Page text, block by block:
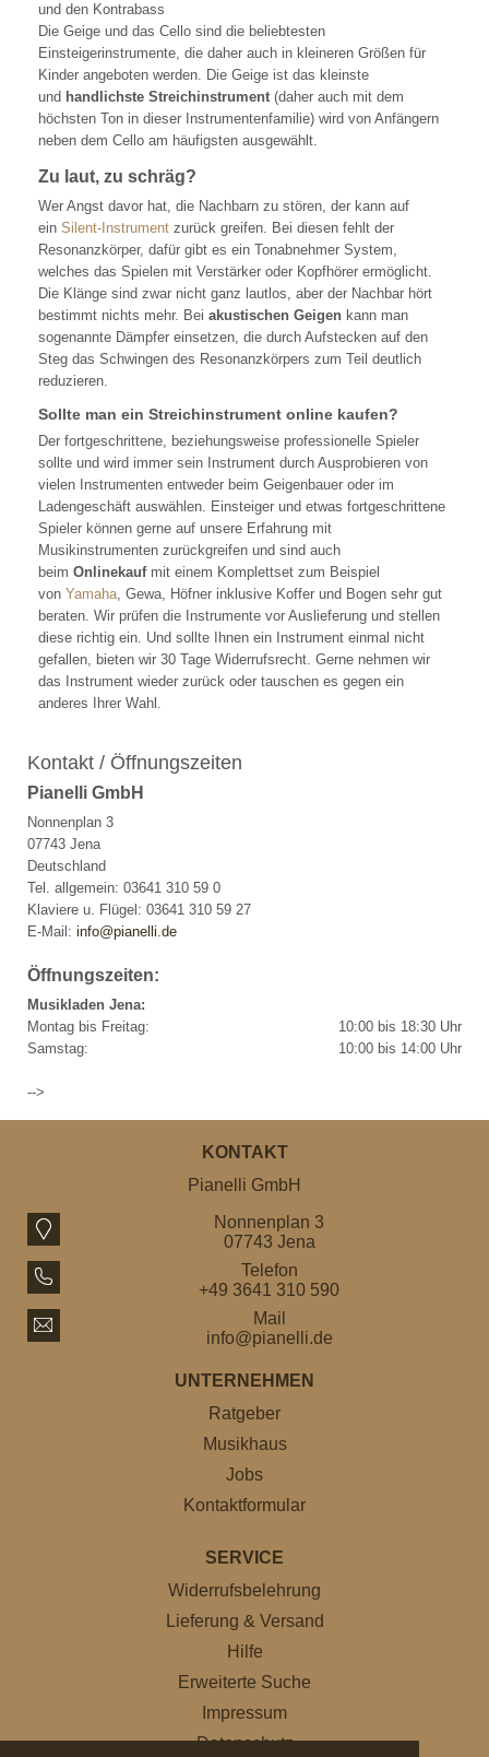
und den Kontrabass
Die Geige und das Cello sind die beliebtesten
Einsteigerinstrumente, die daher auch in kleineren Größen für
Kinder angeboten werden. Die Geige ist das kleinste
und handlichste Streichinstrument(daher auch mit dem
höchsten Ton in dieser Instrumentenfamilie) wird von Anfängern
neben dem Cello am häufigsten ausgewählt.
Zu laut, zu schräg?
Wer Angst davor hat, die Nachbarn zu stören, der kann auf
ein Silent-Instrument zurück greifen. Bei diesen fehlt der
Resonanzkörper, dafür gibt es ein Tonabnehmer System,
welches das Spielen mit Verstärker oder Kopfhörer ermöglicht.
Die Klänge sind zwar nicht ganz lautlos, aber der Nachbar hört
bestimmt nichts mehr. Bei akustischen Geigenkann man
sogenannte Dämpfer einsetzen, die durch Aufstecken auf den
Steg das Schwingen des Resonanzkörpers zum Teil deutlich
reduzieren.
Sollte man ein Streichinstrument online kaufen?
Der fortgeschrittene, beziehungsweise professionelle Spieler
sollte und wird immer sein Instrument durch Ausprobieren von
vielen Instrumenten entweder beim Geigenbauer oder im
Ladengeschäft auswählen. Einsteiger und etwas fortgeschrittene
Spieler können gerne auf unsere Erfahrung mit
Musikinstrumenten zurückgreifen und sind auch
beim Onlinekaufmit einem Komplettset zum Beispiel
von Yamaha, Gewa, Höfner inklusive Koffer und Bogen sehr gut
beraten. Wir prüfen die Instrumente vor Auslieferung und stellen
diese richtig ein. Und sollte Ihnen ein Instrument einmal nicht
gefallen, bieten wir 30 Tage Widerrufsrecht. Gerne nehmen wir
das Instrument wieder zurück oder tauschen es gegen ein
anderes Ihrer Wahl.
Kontakt / Öffnungszeiten
Pianelli GmbH
Nonnenplan 3
07743 Jena
Deutschland
Tel. allgemein: 03641 310 59 0
Klaviere u. Flügel: 03641 310 59 27
E-Mail: info@pianelli.de
Öffnungszeiten:
Musikladen Jena:
Montag bis Freitag:
10:00 bis 18:30 Uhr
Samstag:
10:00 bis 14:00 Uhr
-->
KONTAKT
Pianelli GmbH
Nonnenplan 3
07743 Jena
Telefon
+49 3641 310 590
Mail
info@pianelli.de
UNTERNEHMEN
Ratgeber
Musikhaus
Jobs
Kontaktformular
SERVICE
Widerrufsbelehrung
Lieferung & Versand
Hilfe
Erweiterte Suche
Impressum
Datenschutz